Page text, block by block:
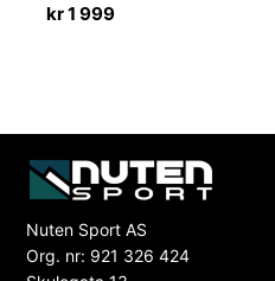
kr1 999
Nuten Sport AS
Org. nr: 921 326 424